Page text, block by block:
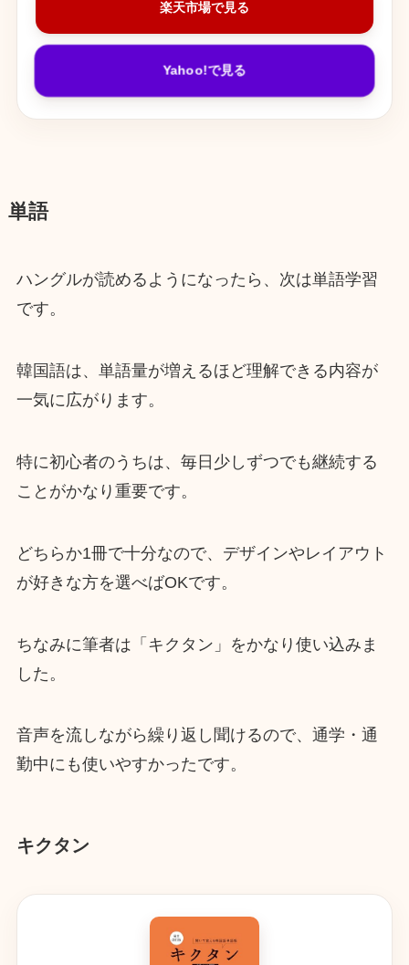
楽天市場で見る
Yahoo!で見る
単語
ハングルが読めるようになったら、次は単語学習
です。
韓国語は、単語量が増えるほど理解できる内容が
一気に広がります。
特に初心者のうちは、毎日少しずつでも継続する
ことがかなり重要です。
どちらか1冊で十分なので、デザインやレイアウト
が好きな方を選べばOKです。
ちなみに筆者は「キクタン」をかなり使い込みま
した。
音声を流しながら繰り返し聞けるので、通学・通
勤中にも使いやすかったです。
キクタン